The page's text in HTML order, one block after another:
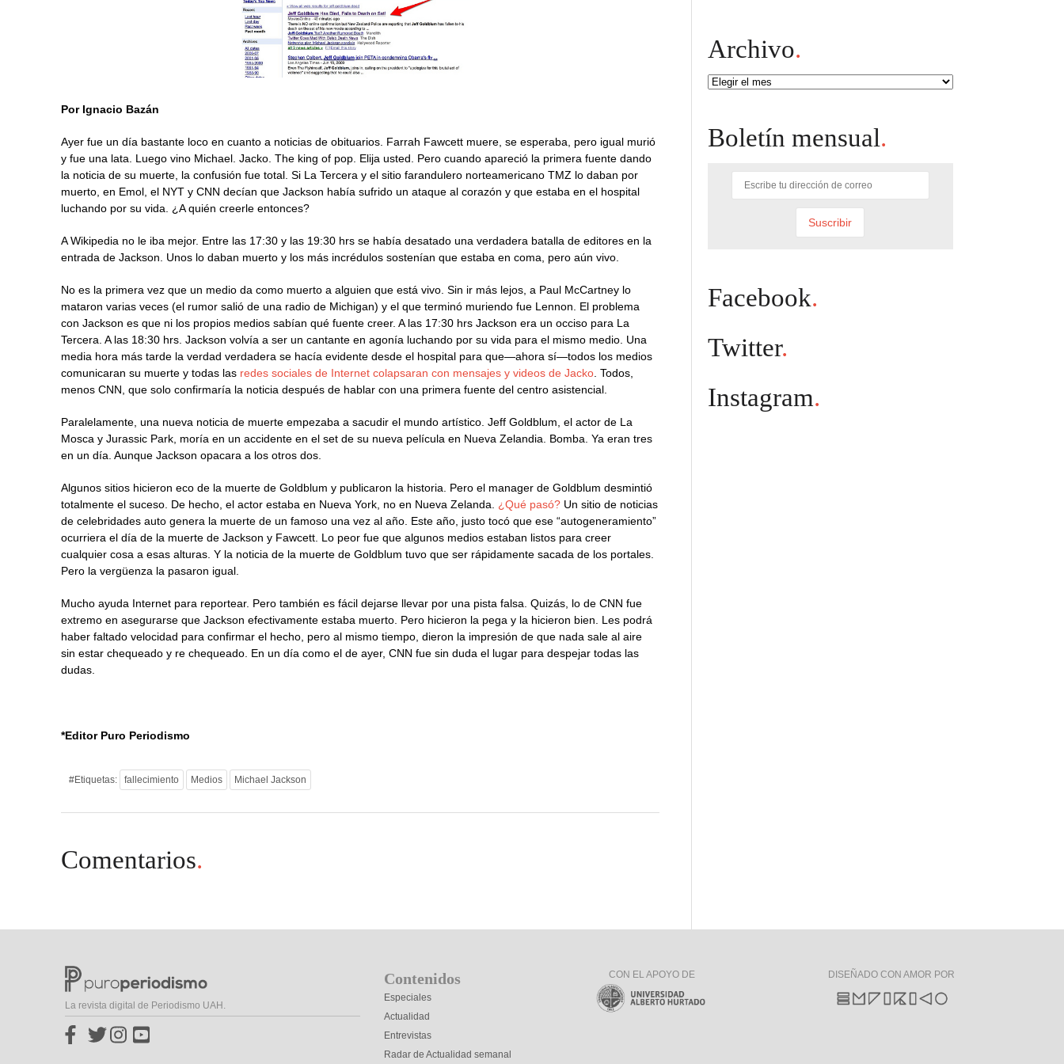
Por Ignacio Bazán
Ayer fue un día bastante loco en cuanto a noticias de obituarios. Farrah Fawcett muere, se esperaba, pero igual murió
y fue una lata. Luego vino Michael. Jacko. The king of pop. Elija usted. Pero cuando apareció la primera fuente dando
la noticia de su muerte, la confusión fue total. Si La Tercera y el sitio farandulero norteamericano TMZ lo daban por
muerto, en Emol, el NYT y CNN decían que Jackson había sufrido un ataque al corazón y que estaba en el hospital
luchando por su vida. ¿A quién creerle entonces?
A Wikipedia no le iba mejor. Entre las 17:30 y las 19:30 hrs se había desatado una verdadera batalla de editores en la
entrada de Jackson. Unos lo daban muerto y los más incrédulos sostenían que estaba en coma, pero aún vivo.
No es la primera vez que un medio da como muerto a alguien que está vivo. Sin ir más lejos, a Paul McCartney lo
mataron varias veces (el rumor salió de una radio de Michigan) y el que terminó muriendo fue Lennon. El problema
con Jackson es que ni los propios medios sabían qué fuente creer. A las 17:30 hrs Jackson era un occiso para La
Tercera. A las 18:30 hrs. Jackson volvía a ser un cantante en agonía luchando por su vida para el mismo medio. Una
media hora más tarde la verdad verdadera se hacía evidente desde el hospital para que—ahora sí—todos los medios
comunicaran su muerte y todas las redes sociales de Internet colapsaran con mensajes y videos de Jacko . Todos,
menos CNN, que solo confirmaría la noticia después de hablar con una primera fuente del centro asistencial.
Paralelamente, una nueva noticia de muerte empezaba a sacudir el mundo artístico. Jeff Goldblum, el actor de La
Mosca y Jurassic Park, moría en un accidente en el set de su nueva película en Nueva Zelandia. Bomba. Ya eran tres
en un día. Aunque Jackson opacara a los otros dos.
Algunos sitios hicieron eco de la muerte de Goldblum y publicaron la historia. Pero el manager de Goldblum desmintió
totalmente el suceso. De hecho, el actor estaba en Nueva York, no en Nueva Zelanda. ¿Qué pasó? Un sitio de noticias
de celebridades auto genera la muerte de un famoso una vez al año. Este año, justo tocó que ese “autogeneramiento”
ocurriera el día de la muerte de Jackson y Fawcett. Lo peor fue que algunos medios estaban listos para creer
cualquier cosa a esas alturas. Y la noticia de la muerte de Goldblum tuvo que ser rápidamente sacada de los portales.
Pero la vergüenza la pasaron igual.
Mucho ayuda Internet para reportear. Pero también es fácil dejarse llevar por una pista falsa. Quizás, lo de CNN fue
extremo en asegurarse que Jackson efectivamente estaba muerto. Pero hicieron la pega y la hicieron bien. Les podrá
haber faltado velocidad para confirmar el hecho, pero al mismo tiempo, dieron la impresión de que nada sale al aire
sin estar chequeado y re chequeado. En un día como el de ayer, CNN fue sin duda el lugar para despejar todas las
dudas.
*Editor Puro Periodismo
#Etiquetas: fallecimiento Medios Michael Jackson
Comentarios.
Archivo.
Archivo
Boletín mensual.
Facebook.
Twitter.
Instagram.
La revista digital de Periodismo UAH.
Contenidos
Especiales
Actualidad
Entrevistas
Radar de Actualidad semanal
CON EL APOYO DE DISEÑADO CON AMOR POR